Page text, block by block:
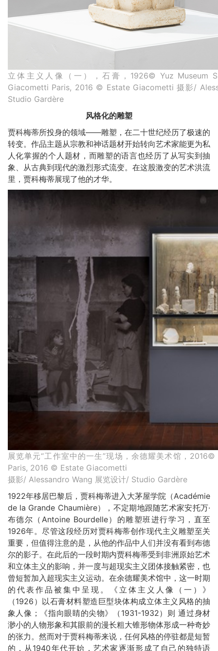
立体主义人像（一），石膏，1926© Yuz Museum
Giacometti Paris, 2016 © Estate Giacometti 摄影/
Studio Gardère
风格化的雕塑
贾科梅蒂所投身的领域——雕塑，在二十世纪经历了极速的
转变。作品主题从宗教和神话题材开始转向艺术家能更为私
人化掌握的个人题材，而雕塑的语言也经历了从写实到抽
象、从古典到现代的激烈形式流变。在这股激变的艺术洪流
里，贾科梅蒂展现了他的才华。
展览单元“工作室中的一生”现场，余德耀美术馆，
Paris, 2016 © Estate Giacometti
摄影/ Alessandro Wang 展览设计/ Studio Gardère
1922年移居巴黎后，贾科梅蒂进入大茅屋学院（Académie
de la Grande Chaumière），不定期地跟随艺术家安托万·
布德尔（Antoine Bourdelle）的雕塑班进行学习，直至
1926年。尽管这段经历对贾科梅蒂创作现代主义雕塑至关
重要，但值得注意的是，从他的作品中人们并没有看到布德
尔的影子。在此后的一段时期内贾科梅蒂受到非洲原始艺术
和立体主义的影响，并一度与超现实主义团体接触紧密，也
曾短暂加入超现实主义运动。在余德耀美术馆中，这一时期
的代表作品被集中呈现。《立体主义人像（一）》
（1926）以石膏材料塑造巨型块体构成立体主义风格的抽
象人像；《指向眼睛的尖物》（1931-1932）则 通过身材
渺小的人物形象和其眼前的漫长粗大锥形物体形成一种奇妙
的张力。然而对于贾科梅蒂来说，任何风格的停驻都是短暂
的，从1940年代开始，艺术家逐渐形成了自己的独特语